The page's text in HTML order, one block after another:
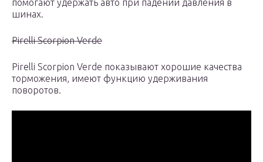
помогают удержать авто при падении давления в
шинах.
Pirelli Scorpion Verde
Pirelli Scorpion Verde показывают хорошие качества
торможения, имеют функцию удерживания
поворотов.